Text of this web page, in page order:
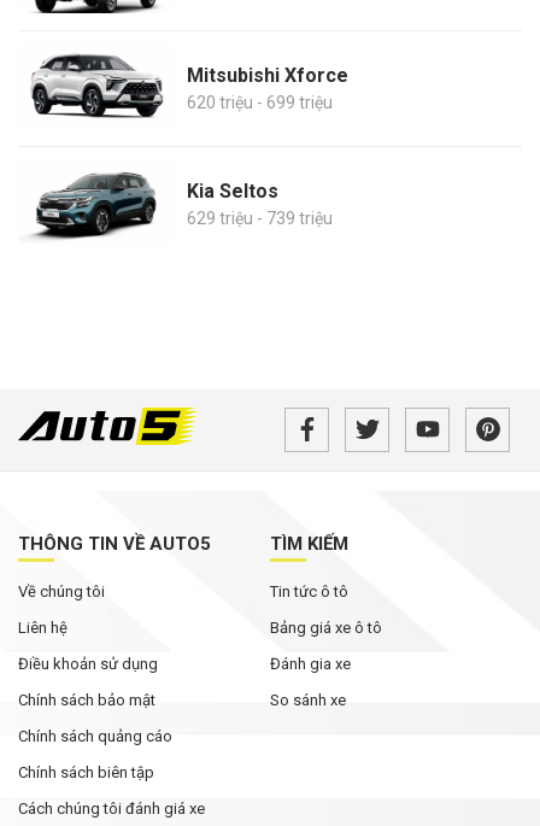
Mitsubishi Xforce
620 triệu - 699 triệu
Kia Seltos
629 triệu - 739 triệu
THÔNG TIN VỀ AUTO5
Về chúng tôi
Liên hệ
Điều khoản sử dụng
Chính sách bảo mật
Chính sách quảng cáo
Chính sách biên tập
Cách chúng tôi đánh giá xe
TÌM KIẾM
Tin tức ô tô
Bảng giá xe ô tô
Đánh gia xe
So sánh xe